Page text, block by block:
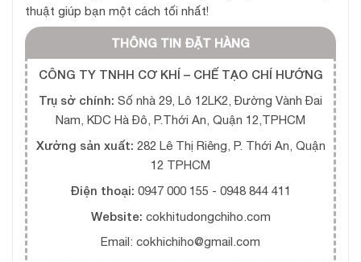
thuật giúp bạn một cách tối nhất!
THÔNG TIN ĐẶT HÀNG
CÔNG TY TNHH CƠ KHÍ – CHẾ TẠO CHÍ HƯỚNG
Trụ sở chính: Số nhà 29, Lô 12LK2, Đường Vành Đai
Nam, KDC Hà Đô, P.Thới An, Quận 12,TPHCM
Xưởng sản xuất: 282 Lê Thị Riêng, P. Thới An, Quận
12 TPHCM
Điện thoại: 0947 000 155 - 0948 844 411
Website: cokhitudongchiho.com
Email: cokhichiho@gmail.com